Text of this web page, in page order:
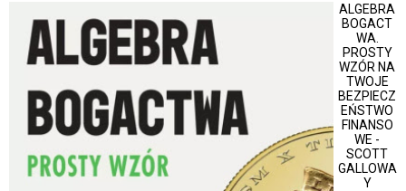
ALGEBRA
BOGACT
WA.
PROSTY
WZÓR NA
TWOJE
BEZPIECZ
EŃSTWO
FINANSO
WE -
SCOTT
GALLOWA
Y